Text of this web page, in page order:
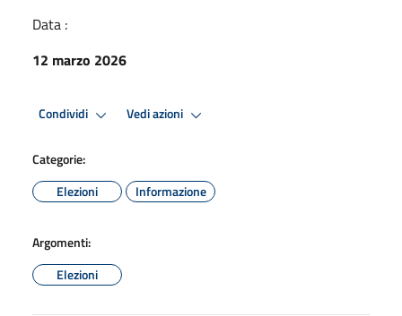
Data :
12 marzo 2026
Condividi Vedi azioni
Categorie:
Elezioni
Informazione
Argomenti:
Elezioni